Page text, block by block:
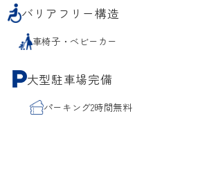
バリアフリー構造
車椅子・ベビーカー
大型駐車場完備
パーキング2時間無料